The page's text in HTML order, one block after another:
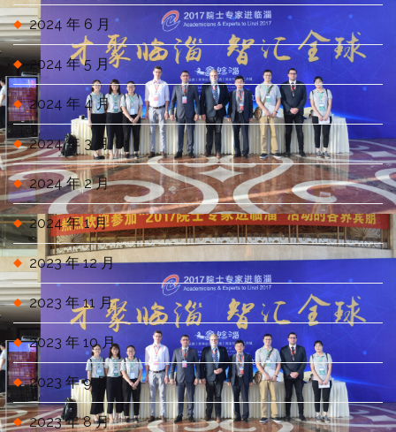
2024 年 6 月
2024 年 5 月
2024 年 4 月
2024 年 3 月
2024 年 2 月
2024 年 1 月
2023 年 12 月
2023 年 11 月
2023 年 10 月
2023 年 9 月
2023 年 8 月